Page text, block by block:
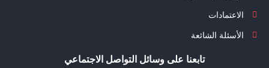
الاعتمادات
الأسئلة الشائعة
تابعنا على وسائل التواصل الاجتماعي